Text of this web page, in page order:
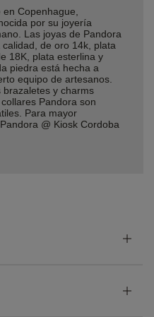
Copenhague,
por su joyería
Las joyas de Pandora
de oro 14k, plata
18K, plata esterlina y
piedra está hecha a
equipo de artesanos.
y charms
Pandora son
Para mayor
@ Kiosk Cordoba